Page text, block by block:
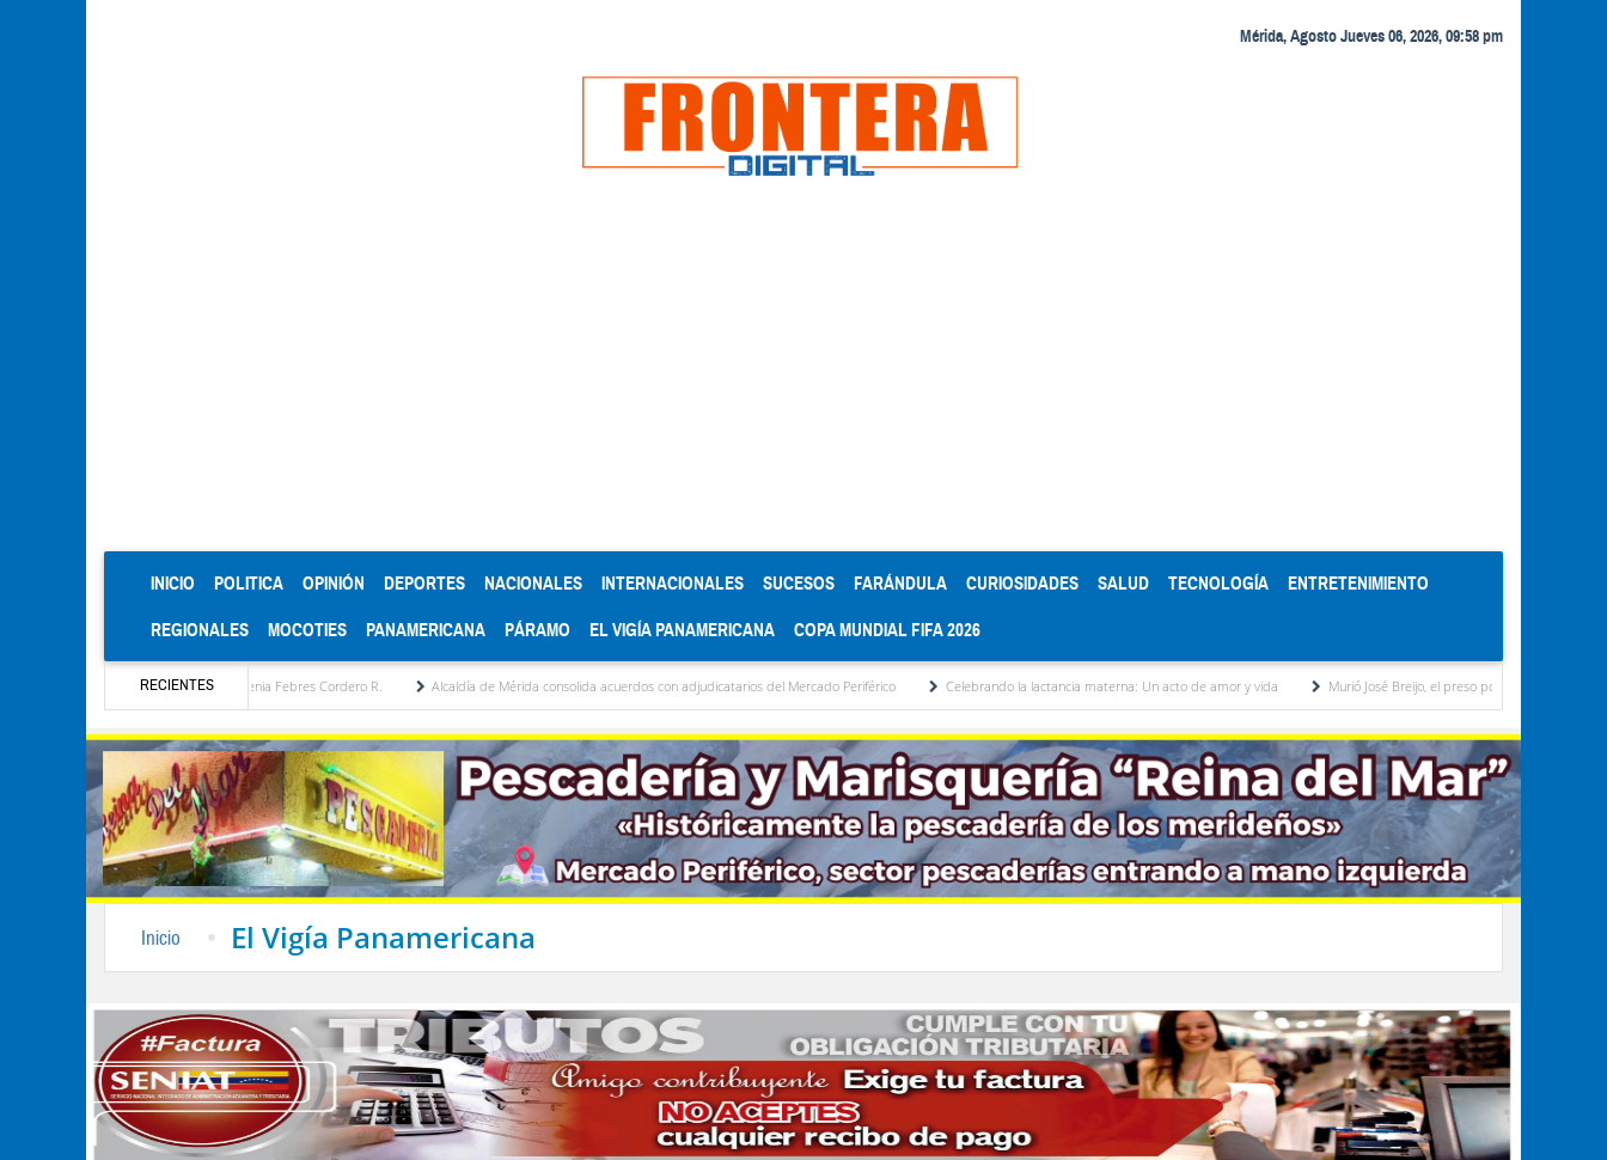
Mérida, Agosto Jueves 06, 2026, 09:58 pm
INICIO (CURRENT)
POLITICA OPINIÓN DEPORTES NACIONALES INTERNACIONALES SUCESOS FARÁNDULA CURIOSIDADES SALUD TECNOLOGÍA ENTRETENIMIENTO
REGIONALES MOCOTIES PANAMERICANA PÁRAMO EL VIGÍA PANAMERICANA COPA MUNDIAL FIFA 2026
RECIENTES
por María Eugenia Febres Cordero R. Alcaldía de Mérida consolida acuerdos con adjudicatarios del Mercado Periférico Celebrando la lactancia materna: Un acto de amor y vida Murió José Breijo, el preso político uruguayo-venezolano bajo arresto
Inicio El Vigía Panamericana